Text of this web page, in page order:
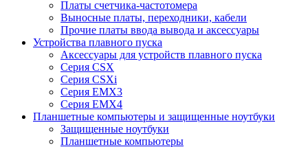
Платы счетчика-частотомера
Выносные платы, переходники, кабели
Прочие платы ввода вывода и аксессуары
Устройства плавного пуска
Аксессуары для устройств плавного пуска
Серия CSX
Серия CSXi
Серия EMX3
Серия EMX4
Планшетные компьютеры и защищенные ноутбуки
Защищенные ноутбуки
Планшетные компьютеры